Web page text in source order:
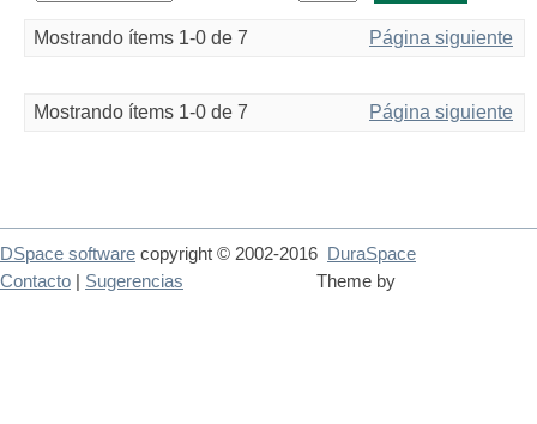
Mostrando ítems 1-0 de 7 Página siguiente
Mostrando ítems 1-0 de 7 Página siguiente
DSpace software copyright © 2002-2016
DuraSpace
Theme by
Contacto Sugerencias